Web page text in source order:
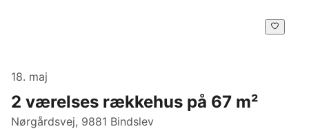
18. maj
2 værelses rækkehus på 67 m²
Nørgårdsvej, 9881 Bindslev